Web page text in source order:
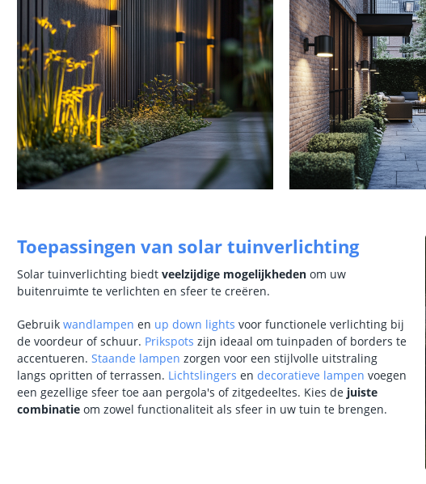
Toepassingen van solar tuinverlichting
Solar tuinverlichting biedt veelzijdige mogelijkheden om uw
buitenruimte te verlichten en sfeer te creëren.
Gebruik wandlampen en up down lights voor functionele verlichting bij
de voordeur of schuur. Prikspots zijn ideaal om tuinpaden of borders te
accentueren. Staande lampen zorgen voor een stijlvolle uitstraling
langs opritten of terrassen. Lichtslingers en decoratieve lampen voegen
een gezellige sfeer toe aan pergola's of zitgedeeltes. Kies de juiste
combinatie om zowel functionaliteit als sfeer in uw tuin te brengen.